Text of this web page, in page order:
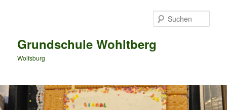
Grundschule Wohltberg
Wolfsburg